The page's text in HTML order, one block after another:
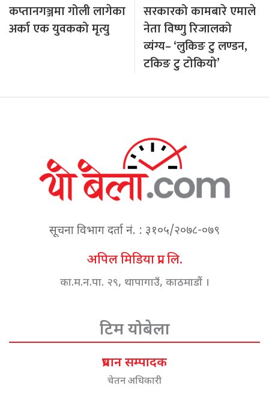
कप्तानगञ्जमा गोली लागेका
अर्का एक युवकको मृत्यु
सरकारको कामबारे एमाले
नेता विष्णु रिजालको
व्यंग्य– ‘लुकिङ टु लण्डन,
टकिङ टु टोकियो’
सूचना विभाग दर्ता नं. : ३१०५/२०७८-०७९
अपिल मिडिया प्रा. लि.
का.म.न.पा. २९, थापागाउँ, काठमाडौं ।
टिम योबेला
प्रधान सम्पादक
चेतन अधिकारी